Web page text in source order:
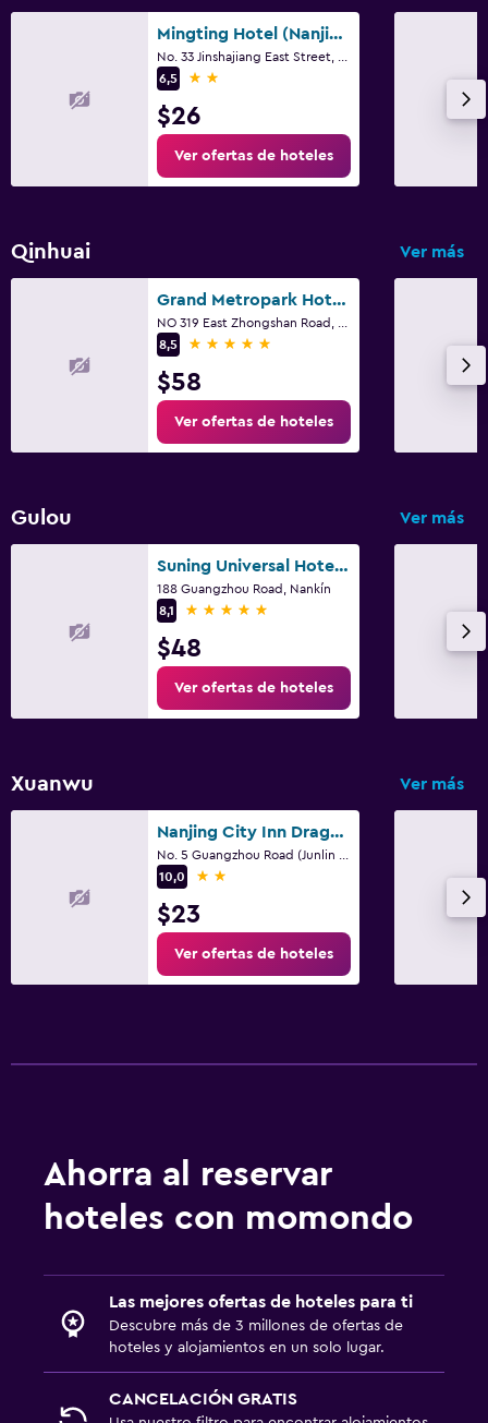
Mingting Hotel (Nanjing Hexi International Expo Center)
6,5
2 estrellas
$26
Ver ofertas de hoteles
Qinhuai Ver más
Grand Metropark Hotel Nanjing
8,5
5 estrellas
$58
Ver ofertas de hoteles
Gulou Ver más
Suning Universal Hotel All-Suites
188 Guangzhou Road, Nankín
8,1
5 estrellas
$48
Ver ofertas de hoteles
Xuanwu Ver más
Nanjing City Inn Dragon International
10,0
2 estrellas
$23
Ver ofertas de hoteles
Ahorra al reservar
hoteles con momondo
Las mejores ofertas de hoteles para ti
Descubre más de 3 millones de ofertas de
hoteles y alojamientos en un solo lugar.
CANCELACIÓN GRATIS